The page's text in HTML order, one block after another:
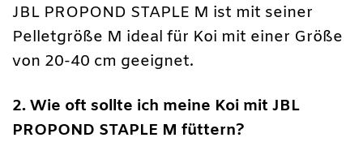
JBL PROPOND STAPLE M ist mit seiner
Pelletgröße M ideal für Koi mit einer Größe
von 20-40 cm geeignet.
2. Wie oft sollte ich meine Koi mit JBL
PROPOND STAPLE M füttern?